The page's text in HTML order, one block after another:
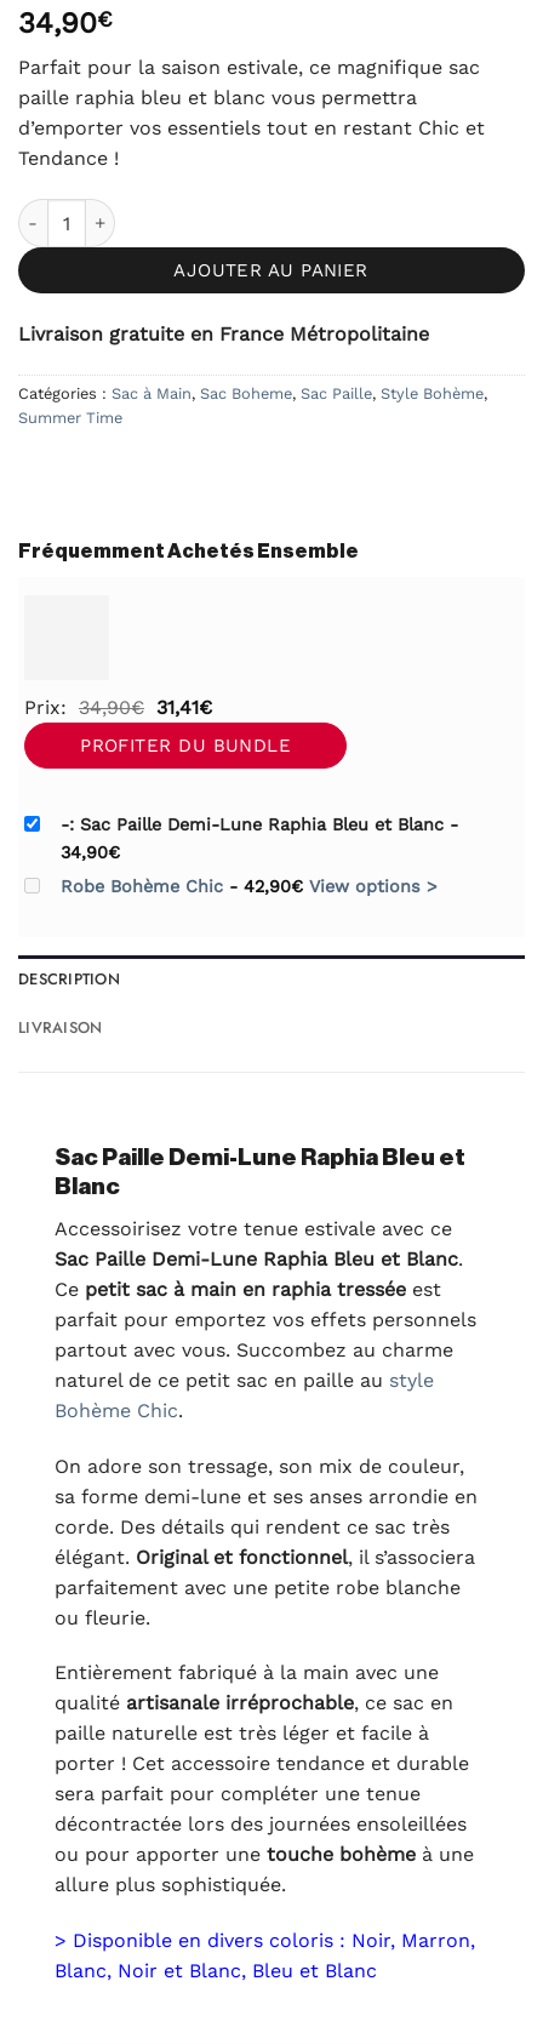
34,90€
Parfait pour la saison estivale, ce magnifique sac
paille raphia bleu et blanc vous permettra
d’emporter vos essentiels tout en restant Chic et
Tendance !
quantité de Sac Paille Demi-Lune Raphia Bleu et Blanc
AJOUTER AU PANIER
Livraison gratuite en France Métropolitaine
Catégories : Sac à Main, Sac Boheme, Sac Paille, Style Bohème,
Summer Time
Fréquemment Achetés Ensemble
Prix: 34,90€ Le
prix
initial
34,90€.
31,41€Le
prix
actuel
31,41€.
PROFITER DU BUNDLE
-: Sac Paille Demi-Lune Raphia Bleu et Blanc -
34,90€
Robe Bohème Chic - 42,90€ View options >
DESCRIPTION
LIVRAISON
Sac Paille Demi-Lune Raphia Bleu et
Blanc
Accessoirisez votre tenue estivale avec ce
Sac Paille Demi-Lune Raphia Bleu et Blanc.
Ce petit sac à main en raphia tressée est
parfait pour emportez vos effets personnels
partout avec vous. Succombez au charme
naturel de ce petit sac en paille au style
Bohème Chic.
On adore son tressage, son mix de couleur,
sa forme demi-lune et ses anses arrondie en
corde. Des détails qui rendent ce sac très
élégant. Original et fonctionnel, il s’associera
parfaitement avec une petite robe blanche
ou fleurie.
Entièrement fabriqué à la main avec une
qualité artisanale irréprochable, ce sac en
paille naturelle est très léger et facile à
porter ! Cet accessoire tendance et durable
sera parfait pour compléter une tenue
décontractée lors des journées ensoleillées
ou pour apporter une touche bohème à une
allure plus sophistiquée.
> Disponible en divers coloris : Noir, Marron,
Blanc, Noir et Blanc, Bleu et Blanc